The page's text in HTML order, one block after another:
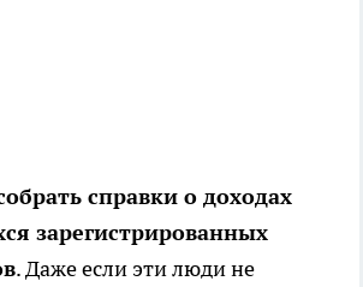
справки о доходах
зарегистрированных
. Даже если эти люди не